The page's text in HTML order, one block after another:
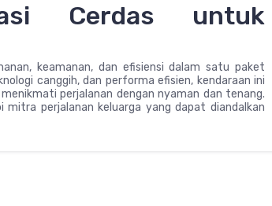
Cerdas untuk
keamanan, dan efisiensi dalam satu paket
canggih, dan performa efisien, kendaraan ini
perjalanan dengan nyaman dan tenang.
mitra perjalanan keluarga yang dapat diandalkan